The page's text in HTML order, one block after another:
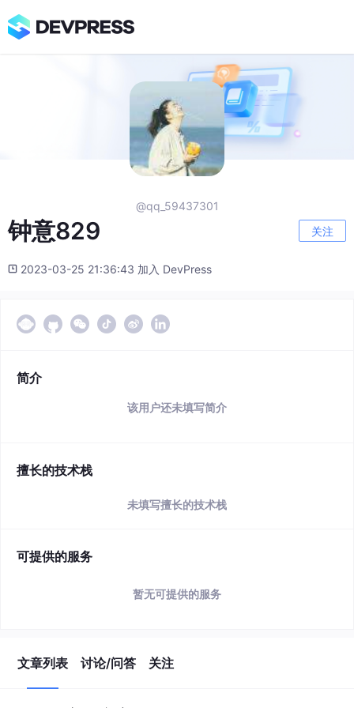
@qq_59437301
钟意829 关注
2023-03-25 21:36:43 加入 DevPress
简介
该用户还未填写简介
擅长的技术栈
未填写擅长的技术栈
可提供的服务
暂无可提供的服务
文章列表 讨论/问答 关注